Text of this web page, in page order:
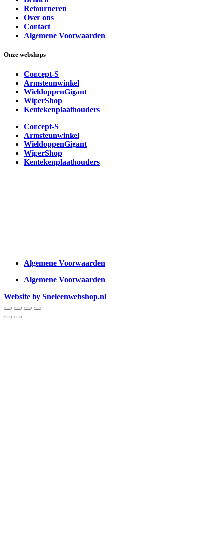
Retourneren
Over ons
Contact
Algemene Voorwaarden
Onze webshops
Concept-S
Armsteunwinkel
WieldoppenGigant
WiperShop
Kentekenplaathouders
Concept-S
Armsteunwinkel
WieldoppenGigant
WiperShop
Kentekenplaathouders
Algemene Voorwaarden
Algemene Voorwaarden
Website by Sneleenwebshop.nl